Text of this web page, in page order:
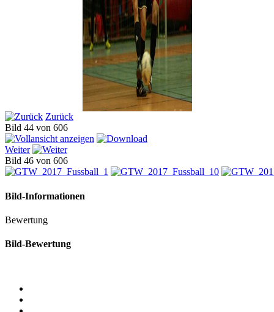
Zurück
Bild 44 von 606
Weiter
Bild 46 von 606
Bild-Informationen
Bewertung
Bild-Bewertung